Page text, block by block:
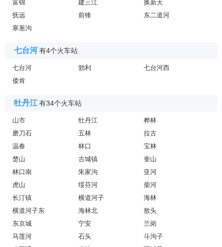
富锦 建三江
换新天
抚远
前锋
东二道河
寒葱沟
七台河有4个火车站
七台河 勃利
七台河西
倭肯
牡丹江有34个火车站
山市 牡丹江
桦林
磨刀石
五林
拉古
温春
林口
宝林
楚山
古城镇
奎山
林口南
朱家沟
亚河
虎山
绥芬河
柴河
长汀镇
横道河子
海林
横道河子东
海林北
敖头
东京城
宁安
兰岗
马莲河
石头
斗沟子